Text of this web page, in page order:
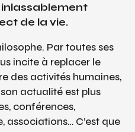
de la vie.
Par toutes ses
incite à replacer le
des activités humaines,
actualité est plus
conférences,
associations… C’est que